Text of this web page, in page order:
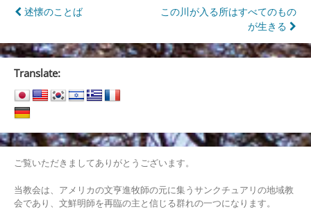
投
稿
ナ
ビ
ゲ
ー
シ
ョ
ン
述懐のことば
この川が入る所はすべてのもの
が生きる
Translate:
ご覧いただきましてありがとうございます。
当教会は、アメリカの文亨進牧師の元に集うサンクチュアリの地域教
会であり、文鮮明師を再臨の主と信じる群れの一つになります。